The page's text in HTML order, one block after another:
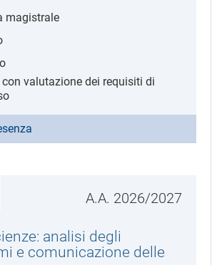
magistrale
con valutazione dei requisiti di
A.A. 2026/2027
analisi degli
e comunicazione delle